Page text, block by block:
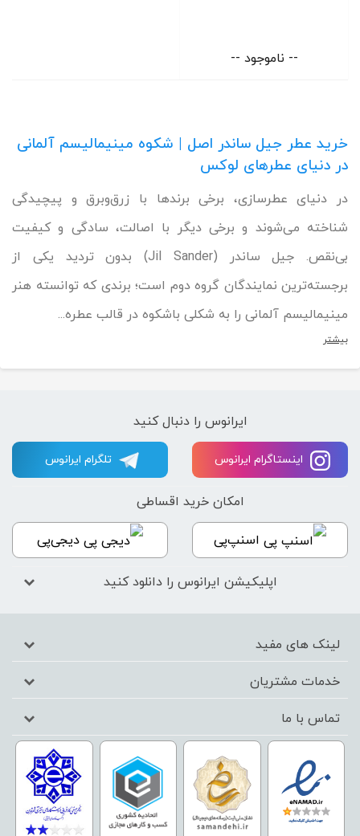
-- ناموجود --
خرید عطر جیل ساندر اصل | شکوه مینیمالیسم آلمانی
در دنیای عطرهای لوکس
در دنیای عطرسازی، برخی برندها با زرق‌وبرق و پیچیدگی
شناخته می‌شوند و برخی دیگر با اصالت، سادگی و کیفیت
بی‌نقص. جیل ساندر (Jil Sander) بدون تردید یکی از
برجسته‌ترین نمایندگان گروه دوم است؛ برندی که توانسته هنر
مینیمالیسم آلمانی را به شکلی باشکوه در قالب عطره...
بیشتر
ایرانوس را دنبال کنید
تلگرام ایرانوس اینستاگرام ایرانوس
امکان خرید اقساطی
اسنپ‌پی دیجی‌پی
اپلیکیشن ایرانوس را دانلود کنید
لینک های مفید
خدمات مشتریان
تماس با ما